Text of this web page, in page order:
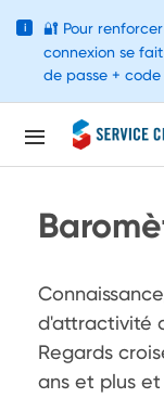
d'attractivité
Regards
ans et plus
i 🔐 Pour
connexion se
de passe +